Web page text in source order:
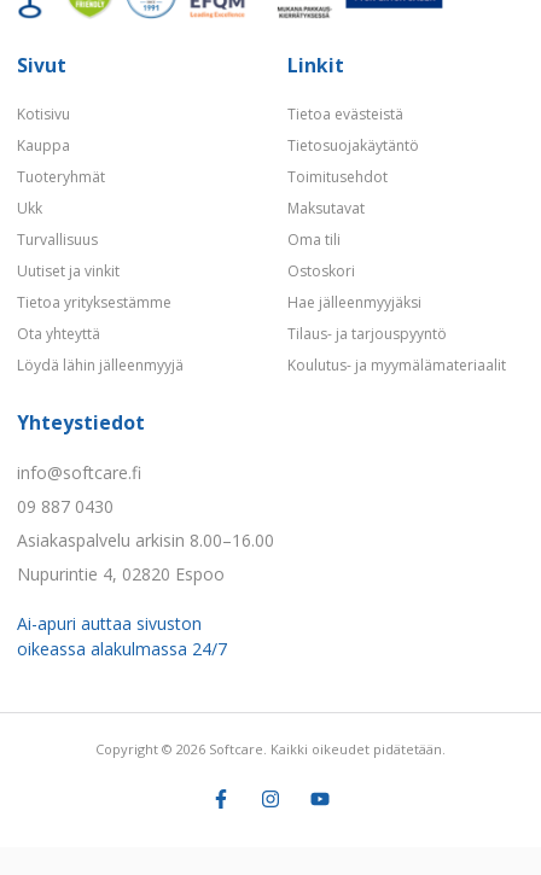
Sivut
Kotisivu
Kauppa
Tuoteryhmät
Ukk
Turvallisuus
Uutiset ja vinkit
Tietoa yrityksestämme
Ota yhteyttä
Löydä lähin jälleenmyyjä
Linkit
Tietoa evästeistä
Tietosuojakäytäntö
Toimitusehdot
Maksutavat
Oma tili
Ostoskori
Hae jälleenmyyjäksi
Tilaus- ja tarjouspyyntö
Koulutus- ja myymälämateriaalit
Yhteystiedot
info@softcare.fi
09 887 0430
Asiakaspalvelu arkisin 8.00–16.00
Nupurintie 4, 02820 Espoo
Ai-apuri auttaa sivuston
oikeassa alakulmassa 24/7
Copyright © 2026 Softcare. Kaikki oikeudet pidätetään.